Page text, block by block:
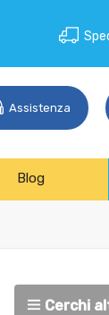
Assistenza
Blog
Cerchi